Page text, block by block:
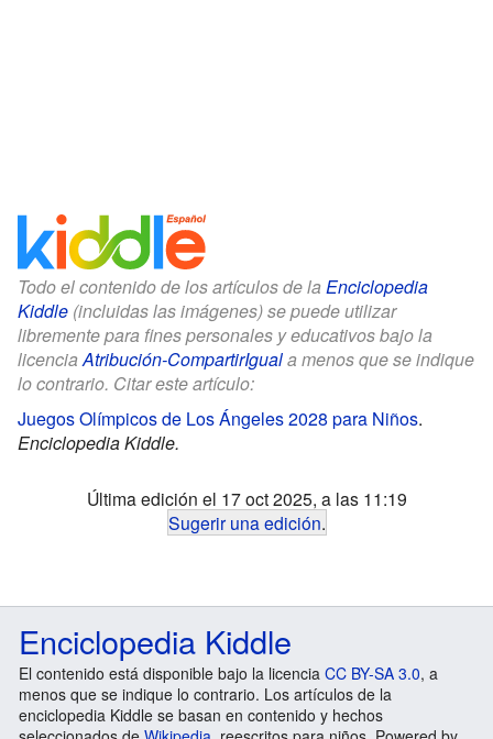
Todo el contenido de los artículos de la Enciclopedia
Kiddle (incluidas las imágenes) se puede utilizar
libremente para fines personales y educativos bajo la
licenciaAtribución-CompartirIguala menos que se indique
lo contrario. Citar este artículo:
Juegos Olímpicos de Los Ángeles 2028 para Niños.
Enciclopedia Kiddle.
Última edición el 17 oct 2025, a las 11:19
Sugerir una edición.
Enciclopedia Kiddle
El contenido está disponible bajo la licencia CC BY-SA 3.0, a
menos que se indique lo contrario. Los artículos de la
enciclopedia Kiddle se basan en contenido y hechos